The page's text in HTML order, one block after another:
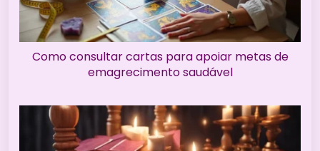
Como consultar cartas para apoiar metas de
emagrecimento saudável